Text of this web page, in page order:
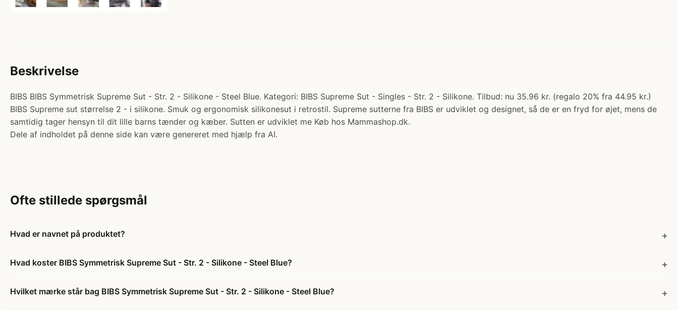
Beskrivelse
BIBS BIBS Symmetrisk Supreme Sut - Str. 2 - Silikone - Steel Blue. Kategori: BIBS Supreme Sut - Singles - Str. 2 - Silikone. Tilbud: nu 35.96 kr. (regalo 20% fra 44.95 kr.)
BIBS Supreme sut størrelse 2 - i silikone. Smuk og ergonomisk silikonesut i retrostil. Supreme sutterne fra BIBS er udviklet og designet, så de er en fryd for øjet, mens de
samtidig tager hensyn til dit lille barns tænder og kæber. Sutten er udviklet me Køb hos Mammashop.dk.
Dele af indholdet på denne side kan være genereret med hjælp fra AI.
Ofte stillede spørgsmål
Hvad er navnet på produktet?
Hvad koster BIBS Symmetrisk Supreme Sut - Str. 2 - Silikone - Steel Blue?
Hvilket mærke står bag BIBS Symmetrisk Supreme Sut - Str. 2 - Silikone - Steel Blue?